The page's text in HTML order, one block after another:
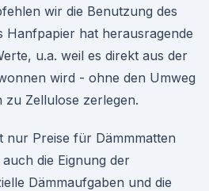
wir die Benutzung des
Hanfpapier hat herausragende
u.a. weil es direkt aus der
wird - ohne den Umweg
Zellulose zerlegen.
nur Preise für Dämmmatten
die Eignung der
Dämmaufgaben und die